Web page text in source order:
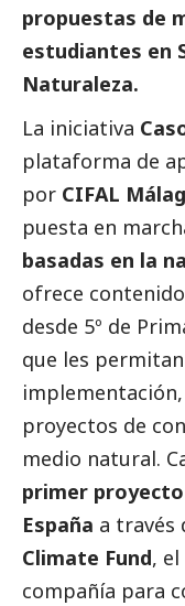
propuestas de
estudiantes en
Naturaleza.
La iniciativa
plataforma de
por CIFAL
puesta en
basadas en la
ofrece
desde 5º de
que les
proyectos de
medio natural.
primer
España a través
Climate Fund,
compañía para